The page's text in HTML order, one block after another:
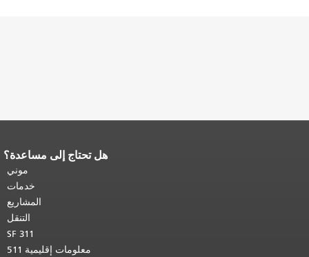
هل تحتاج إلى مساعدة؟
موني
خدمات
المشاريع
التنقل
SF 311
معلومات إقليمية 511